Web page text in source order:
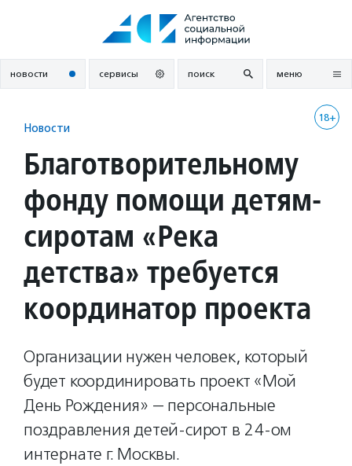
новости сервисы поиск меню
18+
Новости
Благотворительному
фонду помощи детям-
сиротам «Река
детства» требуется
координатор проекта
Организации нужен человек, который
будет координировать проект «Мой
День Рождения» — персональные
поздравления детей-сирот в 24-ом
интернате г. Москвы.